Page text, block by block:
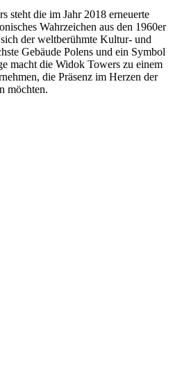
steht die im Jahr 2018 erneuerte
Wahrzeichen aus den 1960er
der weltberühmte Kultur- und
Gebäude Polens und ein Symbol
macht die Widok Towers zu einem
die Präsenz im Herzen der
möchten.